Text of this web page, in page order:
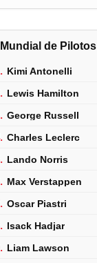
Mundial de Pilotos
Kimi Antonelli
Lewis Hamilton
George Russell
Charles Leclerc
Lando Norris
Max Verstappen
Oscar Piastri
Isack Hadjar
Liam Lawson